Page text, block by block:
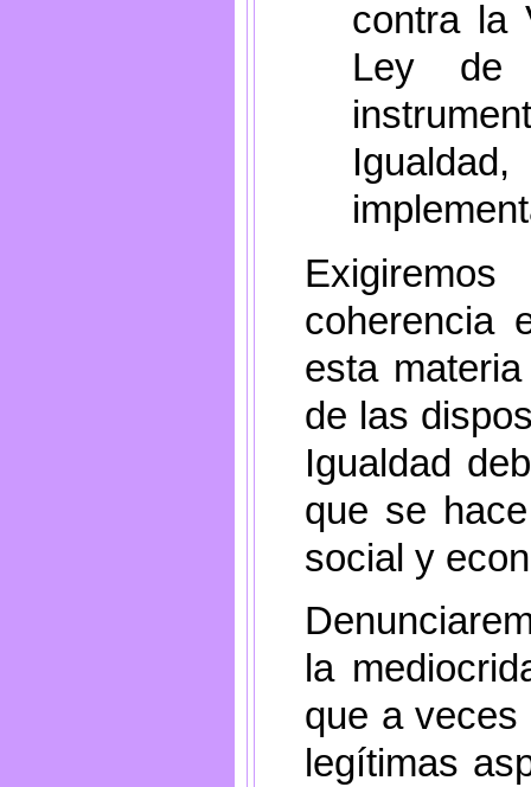
contra la
Ley de
coherencia
esta
de las
Igualdad
que se
social y
la
que a
legítimas